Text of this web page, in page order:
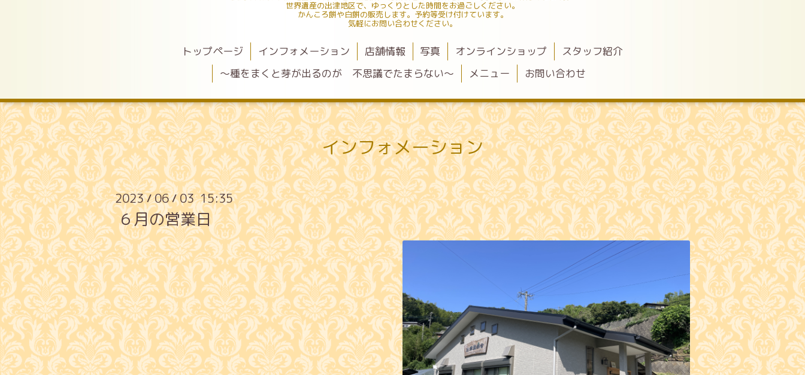
世界遺産の出津地区で、ゆっくりとした時間をお過ごしください。
かんころ餅や白餅の販売します。予約等受け付けています。
気軽にお問い合わせください。
トップページ インフォメーション 店舗情報 写真 オンラインショップ
スタッフ紹介
〜種をまくと芽が出るのが 不思議でたまらない〜
メニュー お問い合わせ
インフォメーション
2023/06/03 15:35
６月の営業日